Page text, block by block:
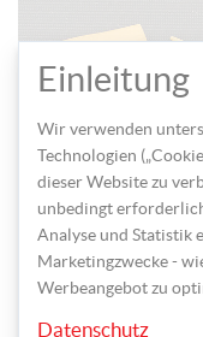
Fertigen Sie aus
formen Sie kleine
eine dünne Schnur,
Sie nun die beiden
Kugel. Damit auch
verwenden Sie auch
Einleitung
Wir verwenden
Technologien
dieser Website zu
unbedingt
Analyse und Statistik
Marketingzwecke -
Werbeangebot zu
Datenschutz